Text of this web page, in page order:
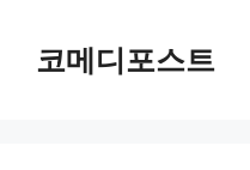
코메디포스트